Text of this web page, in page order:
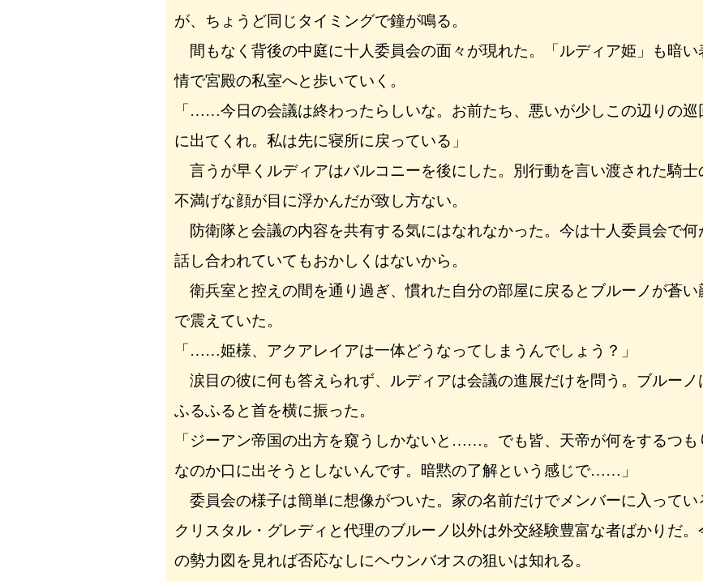
が、ちょうど同じタイミングで鐘が鳴る。
間もなく背後の中庭に十人委員会の面々が現れた。「ルディア姫」も暗い
情で宮殿の私室へと歩いていく。
「……今日の会議は終わったらしいな。お前たち、悪いが少しこの辺りの巡
に出てくれ。私は先に寝所に戻っている」
言うが早くルディアはバルコニーを後にした。別行動を言い渡された騎士
不満げな顔が目に浮かんだが致し方ない。
防衛隊と会議の内容を共有する気にはなれなかった。今は十人委員会で何
話し合われていてもおかしくはないから。
衛兵室と控えの間を通り過ぎ、慣れた自分の部屋に戻るとブルーノが蒼い
で震えていた。
「……姫様、アクアレイアは一体どうなってしまうんでしょう？」
涙目の彼に何も答えられず、ルディアは会議の進展だけを問う。ブルーノ
ふるふると首を横に振った。
「ジーアン帝国の出方を窺うしかないと……。でも皆、天帝が何をするつも
なのか口に出そうとしないんです。暗黙の了解という感じで……」
委員会の様子は簡単に想像がついた。家の名前だけでメンバーに入ってい
クリスタル・グレディと代理のブルーノ以外は外交経験豊富な者ばかりだ。
の勢力図を見れば否応なしにヘウンバオスの狙いは知れる。